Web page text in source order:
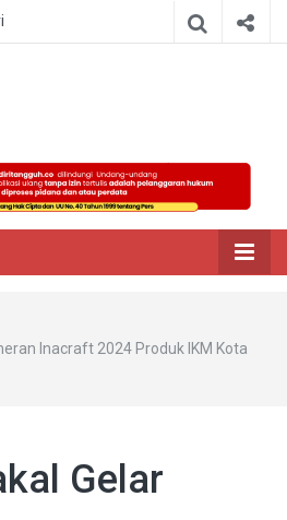
Inacraft 2024 Produk IKM Kota
Gelar